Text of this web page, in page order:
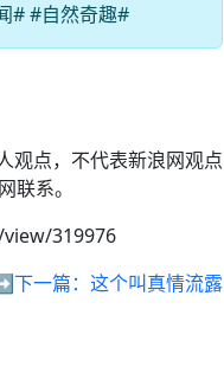
# #自然奇趣#
观点，不代表新浪网观点
联系。
319976
一篇： 这个叫真情流露